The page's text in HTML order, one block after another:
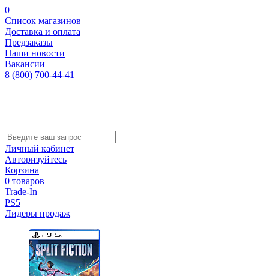
0
Список магазинов
Доставка и оплата
Предзаказы
Наши новости
Вакансии
8 (800) 700-44-41
Личный кабинет
Авторизуйтесь
Корзина
0 товаров
Trade-In
PS5
Лидеры продаж